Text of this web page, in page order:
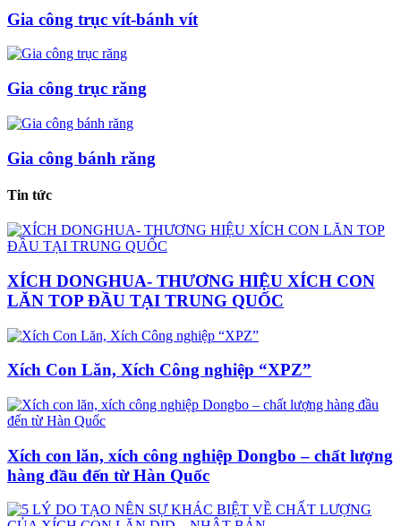
Gia công trục vít-bánh vít
Gia công trục răng
Gia công bánh răng
Tin tức
XÍCH DONGHUA- THƯƠNG HIỆU XÍCH CON
LĂN TOP ĐẦU TẠI TRUNG QUỐC
Xích Con Lăn, Xích Công nghiệp “XPZ”
Xích con lăn, xích công nghiệp Dongbo – chất lượng
hàng đầu đến từ Hàn Quốc